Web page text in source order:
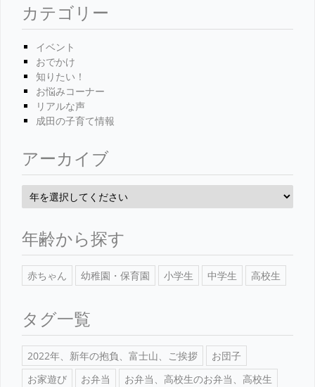
カテゴリー
イベント
おでかけ
知りたい！
お悩みコーナー
リアルな声
成田の子育て情報
アーカイブ
年齢から探す
赤ちゃん 幼稚園・保育園 小学生 中学生 高校生
タグ一覧
2022年、新年の抱負、富士山、ご挨拶
お団子
お家遊び
お弁当
お弁当、高校生のお弁当、高校生